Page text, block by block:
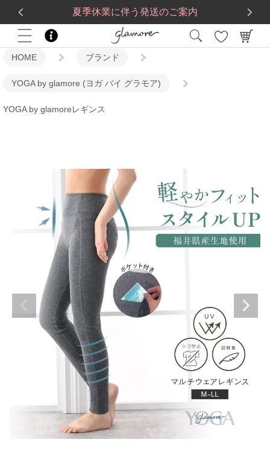
夏季休業に伴う発送のご案内
送料一律560円5,500 円(税込)以上で送料無料
HOME ブランド
YOGA by glamore (ヨガ バイ グラモア)
YOGA by glamoreレギンス